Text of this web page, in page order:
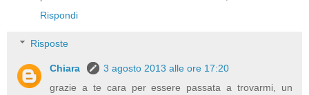
Rispondi
Risposte
Chiara
3 agosto 2013 alle ore 17:20
grazie a te cara per essere passata a trovarmi, un